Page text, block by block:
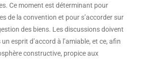
Ce moment est déterminant pour
de la convention et pour s’accorder sur
des biens. Les discussions doivent
esprit d’accord à l’amiable, et ce, afin
constructive, propice aux